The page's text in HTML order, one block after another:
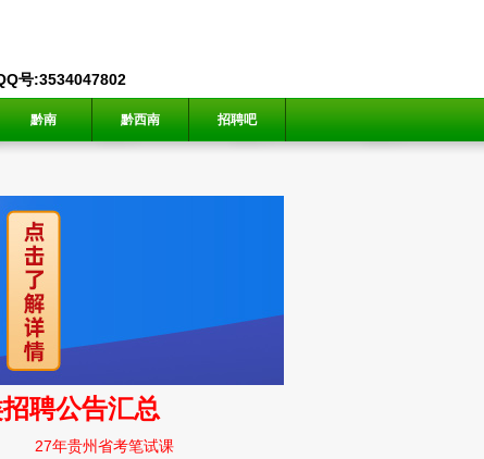
号:3534047802
黔南 黔西南 招聘吧